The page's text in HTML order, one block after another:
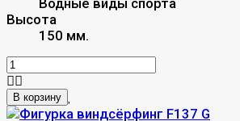
Водные виды спорта
Высота
150 мм.
В корзину